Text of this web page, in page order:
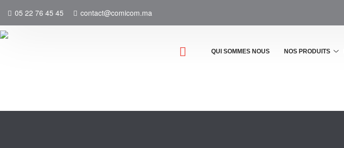
05 22 76 45 45 contact@comicom.ma
QUI SOMMES NOUS NOS PRODUITS